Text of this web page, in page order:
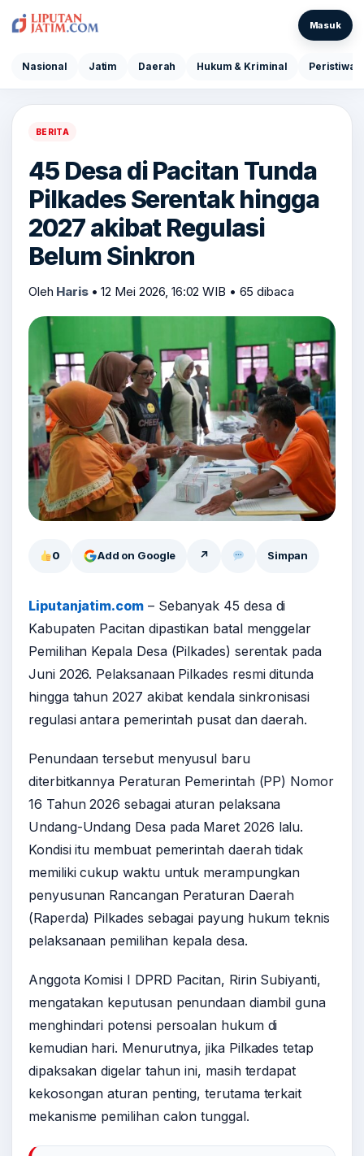
Nasional Jatim Daerah Hukum & Kriminal Peristiwa
Masuk
BERITA
45 Desa di Pacitan Tunda
Pilkades Serentak hingga
2027 akibat Regulasi
Belum Sinkron
Oleh Haris • 12 Mei 2026, 16:02 WIB • 65 dibaca
0 Add on Google ↗ Simpan
Liputanjatim.com– Sebanyak 45 desa di
Kabupaten Pacitan dipastikan batal menggelar
Pemilihan Kepala Desa (Pilkades) serentak pada
Juni 2026. Pelaksanaan Pilkades resmi ditunda
hingga tahun 2027 akibat kendala sinkronisasi
regulasi antara pemerintah pusat dan daerah.
Penundaan tersebut menyusul baru
diterbitkannya Peraturan Pemerintah (PP) Nomor
16 Tahun 2026 sebagai aturan pelaksana
Undang-Undang Desa pada Maret 2026 lalu.
Kondisi itu membuat pemerintah daerah tidak
memiliki cukup waktu untuk merampungkan
penyusunan Rancangan Peraturan Daerah
(Raperda) Pilkades sebagai payung hukum teknis
pelaksanaan pemilihan kepala desa.
Anggota Komisi I DPRD Pacitan, Ririn Subiyanti,
mengatakan keputusan penundaan diambil guna
menghindari potensi persoalan hukum di
kemudian hari. Menurutnya, jika Pilkades tetap
dipaksakan digelar tahun ini, masih terdapat
kekosongan aturan penting, terutama terkait
mekanisme pemilihan calon tunggal.